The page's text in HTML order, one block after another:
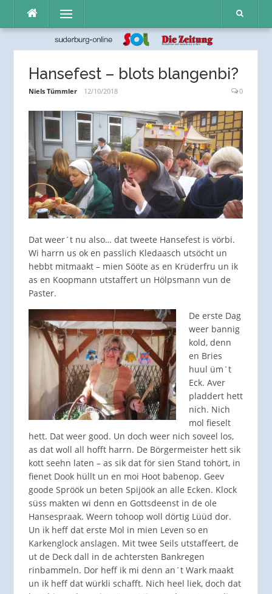
Inhalt
Menü
Hansefest – blots blangenbi?
Niels Tümmler 12/10/2018 0
Dat weer´t nu also… dat tweete Hansefest is vörbi.
Wi harrn us ok en passlich Kledaasch utsöcht un
hebbt mitmaakt – mien Sööte as en Krüderfru un ik
as en Koopmann utstaffert un Hölpsmann vun de
Paster.
De erste Dag
weer bannig
kold, denn
en Bries
huul üm´t
Eck. Aver
pladdert hett
nich. Nich
mol fieselt
hett. Dat weer good. Un doch weer nich soveel los,
as dat woll all hofft harrn. De Börgermeister hett sik
kott seehn laten – as sik dat för sien Stand tohört, in
fienet Dook hüllt un en moi Hoot babenop. Geev
goode Spröök un beten Spijöök an alle Ecken. Klock
süss makten wi denn en Gottsdeenst in de ole
Hansespraak. Weern tohoop woll dörtig Lüüd dor.
Un ik heff dat erste Mol in mien Leven so en
Karkenglock anslagen. Mit twee Seils utstaffeert, de
ut de Deck dall in de achtersten Bankregen
rinbammeln. Dor heff ik mi denn an´t Wark maakt
un ik heff dat würkli schafft. Nich heel liek, doch dat